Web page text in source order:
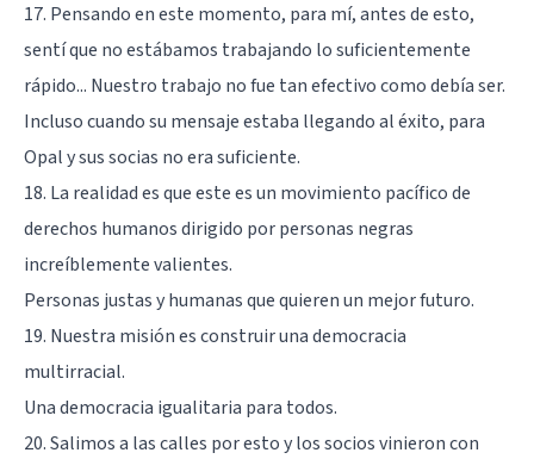
17. Pensando en este momento, para mí, antes de esto,
sentí que no estábamos trabajando lo suficientemente
rápido... Nuestro trabajo no fue tan efectivo como debía ser.
Incluso cuando su mensaje estaba llegando al éxito, para
Opal y sus socias no era suficiente.
18. La realidad es que este es un movimiento pacífico de
derechos humanos dirigido por personas negras
increíblemente valientes.
Personas justas y humanas que quieren un mejor futuro.
19. Nuestra misión es construir una democracia
multirracial.
Una democracia igualitaria para todos.
20. Salimos a las calles por esto y los socios vinieron con